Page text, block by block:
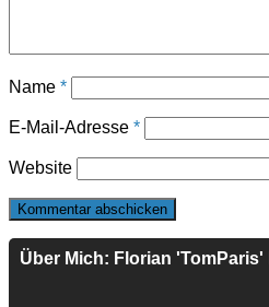
Name *
E-Mail-Adresse *
Website
Über Mich: Florian